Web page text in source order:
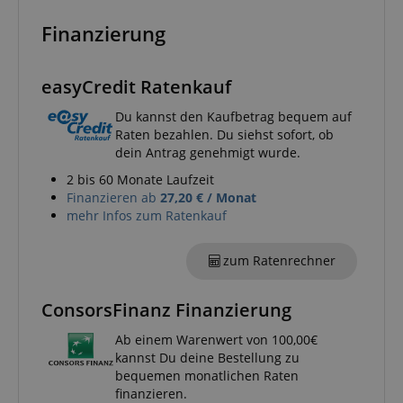
Finanzierung
easyCredit Ratenkauf
Du kannst den Kaufbetrag bequem auf
Raten bezahlen. Du siehst sofort, ob
dein Antrag genehmigt wurde.
2 bis 60 Monate Laufzeit
Finanzieren ab 27,20 € / Monat
mehr Infos zum Ratenkauf
zum Ratenrechner
ConsorsFinanz Finanzierung
Ab einem Warenwert von 100,00€
kannst Du deine Bestellung zu
bequemen monatlichen Raten
finanzieren.
CookieScriptConsent
session-id-apay
CrossDomainCookieScriptConsent_389
.crossdomain.cookie-
script.com
sid_key
Datenschutzerklärung